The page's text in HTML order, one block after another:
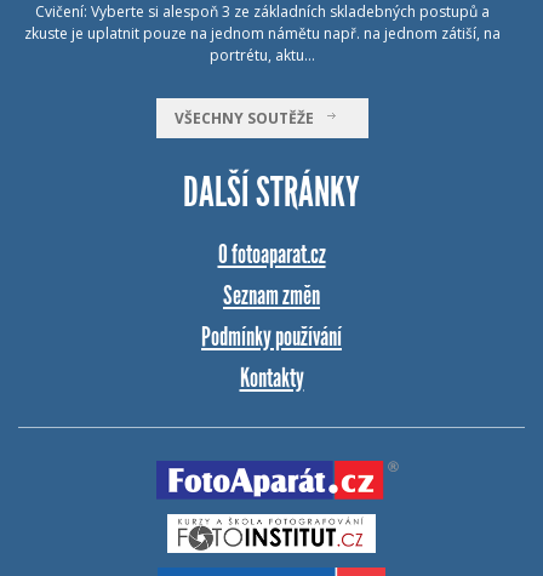
Cvičení: Vyberte si alespoň 3 ze základních skladebných postupů a
zkuste je uplatnit pouze na jednom námětu např. na jednom zátiší, na
portrétu, aktu…
VŠECHNY SOUTĚŽE
DALŠÍ STRÁNKY
O fotoaparat.cz
Seznam změn
Podmínky používání
Kontakty